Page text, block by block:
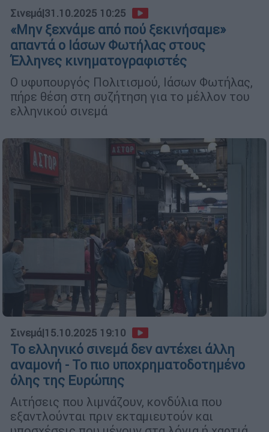
Σινεμά|31.10.2025 10:25
«Μην ξεχνάμε από πού ξεκινήσαμε»
απαντά ο Ιάσων Φωτήλας στους
Έλληνες κινηματογραφιστές
Ο υφυπουργός Πολιτισμού, Ιάσων Φωτήλας,
πήρε θέση στη συζήτηση για το μέλλον του
ελληνικού σινεμά
Σινεμά|15.10.2025 19:10
Το ελληνικό σινεμά δεν αντέχει άλλη
αναμονή - Το πιο υποχρηματοδοτημένο
όλης της Ευρώπης
Αιτήσεις που λιμνάζουν, κονδύλια που
εξαντλούνται πριν εκταμιευτούν και